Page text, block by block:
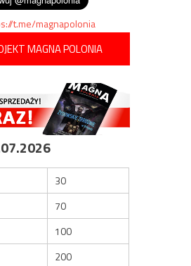
t.me/magnapolonia
MAGNA POLONIA
30
70
100
200